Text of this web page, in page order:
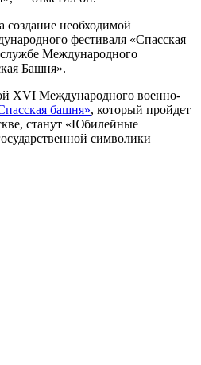
создание необходимой
фестиваля «Спасская
Международного
Башня».
XVI Международного военно-
башня», который пройдет
станут «Юбилейные
символики